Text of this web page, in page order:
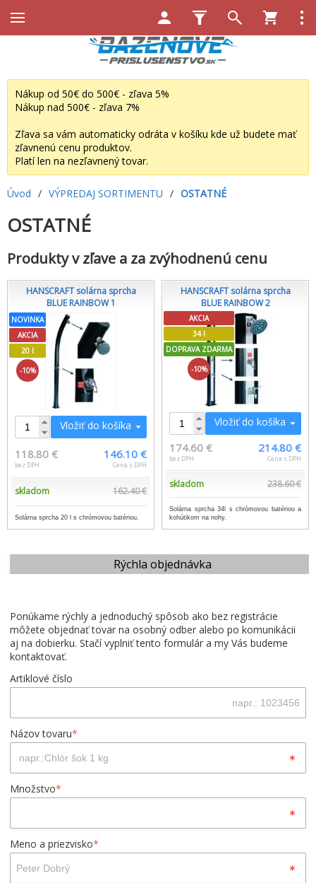
Rýchla objednávka
Ponúkame rýchly a jednoduchý spôsob ako bez registrácie
môžete objednať tovar na osobný odber alebo po komunikácii
aj na dobierku. Stačí vyplniť tento formulár a my Vás budeme
kontaktovať.
Artiklové číslo
Názov tovaru*
Množstvo*
Meno a priezvisko*
Nákup od 50€ do 500€ - zľava 5%
Nákup nad 500€ - zľava 7%
Zľava sa vám automaticky odráta v košíku kde už budete mať
zľavnenú cenu produktov.
Platí len na nezľavnený tovar.
Úvod / VÝPREDAJ SORTIMENTU / OSTATNÉ
OSTATNÉ
Produkty v zľave a za zvýhodnenú cenu
HANSCRAFT solárna sprcha
BLUE RAINBOW 1
NOVINKA
AKCIA
20 l
-10%
Vložiť do košíka
118.80 €
bez DPH
146.10 €
Cena s DPH
skladom 162.40 €
Solárna sprcha 20 l s chrómovou batériou.
HANSCRAFT solárna sprcha
BLUE RAINBOW 2
AKCIA
34 l
DOPRAVA ZDARMA
-10%
Vložiť do košíka
174.60 €
bez DPH
214.80 €
Cena s DPH
skladom 238.60 €
Solárna sprcha 34l s chrómovou batériou a
kohútikom na nohy.